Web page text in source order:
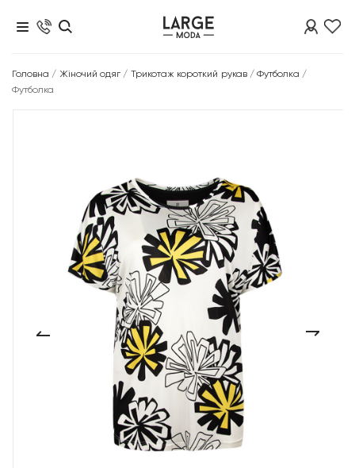
Головна / Жіночий одяг / Трикотаж короткий рукав/Футболка /
Футболка